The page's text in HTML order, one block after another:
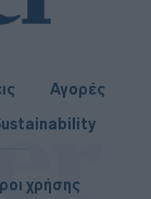
Αγορές
χρήσης